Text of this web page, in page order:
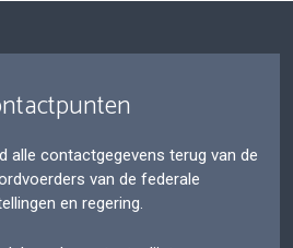
alle contactgegevens terug van de
van de federale
en regering.